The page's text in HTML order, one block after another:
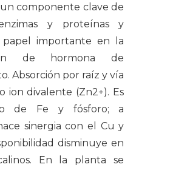
un componente clave de
y proteínas y
importante en la
de hormona de
Absorción por raíz y vía
ion divalente (Zn2+). Es
de Fe y fósforo; a
sinergia con el Cu y
disminuye en
En la planta se